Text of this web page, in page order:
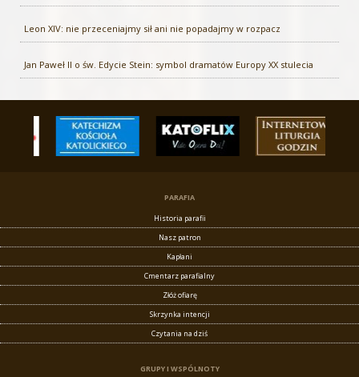
Leon XIV: nie przeceniajmy sił ani nie popadajmy w rozpacz
Jan Paweł II o św. Edycie Stein: symbol dramatów Europy XX stulecia
PARAFIA
Historia parafii
Nasz patron
Kapłani
Cmentarz parafialny
Złóż ofiarę
Skrzynka intencji
Czytania na dziś
GRUPY I WSPÓLNOTY